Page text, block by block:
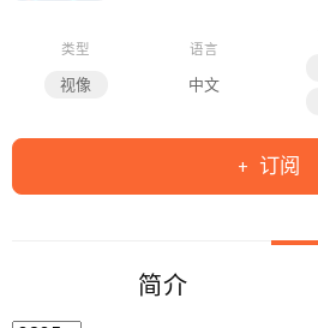
类型
视像
语言
中文
订阅
简介